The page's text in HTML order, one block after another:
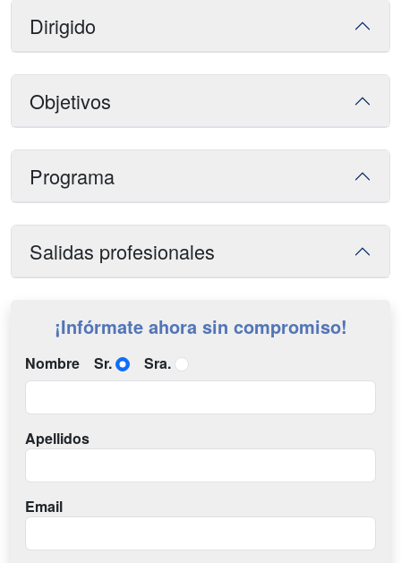
Dirigido
Objetivos
Programa
Salidas profesionales
¡Infórmate ahora sin compromiso!
Nombre Sr. Sra.
Apellidos
Email